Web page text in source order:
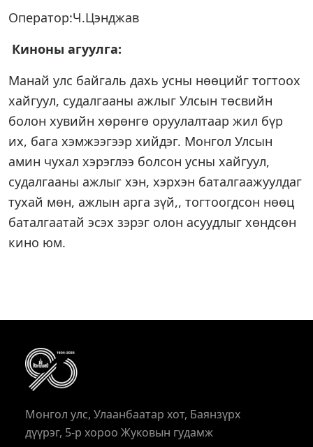
Оператор:Ч.Цэнджав
Киноны агуулга:
Манай улс байгаль дахь усны нөөцийг тогтоох
хайгуул, судалгааны ажлыг Улсын төсвийн
болон хувийн хөрөнгө оруулалтаар жил бүр
их, бага хэмжээгээр хийдэг. Монгол Улсын
амин чухал хэрэглээ болсон усны хайгуул,
судалгааны ажлыг хэн, хэрхэн баталгаажуулдаг
тухай мөн, ажлын арга зүй,, тогтоогдсон нөөц
баталгаатай эсэх зэрэг олон асуудлыг хөндсөн
кино юм.
Монгол улс, Улаанбаатар хот, Баянзүрх
дүүрэг, 5-р хороо Жуковын гудамж